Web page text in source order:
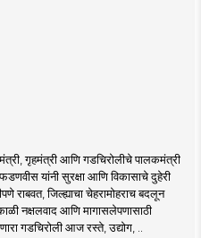
गृहमंत्री आणि गडचिरोलीचे पालकमंत्री
यांनी सुरक्षा आणि विकासाचे दुहेरी
राबवत, जिल्ह्याचा चेहरामोहराच बदलून
नक्षलवाद आणि मागासलेपणासाठी
गडचिरोली आज रस्ते, उद्योग, ..